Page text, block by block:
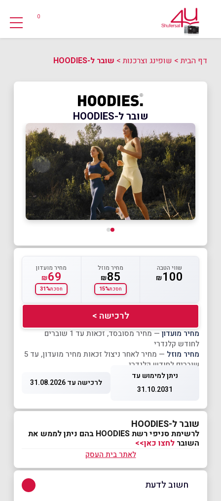
0
דף הבית> שופינג וצרכנות> שובר ל-HOODIES
שובר ל-HOODIES
שווי הטבה
₪100
מחיר מוזל
₪85
חסכת15%
מחיר מועדון
₪69
חסכת31%
לרכישה >
מחיר מועדון
— מחיר מסובסד, זכאות עד 1 שוברים
לחודש קלנדרי
מחיר מוזל
— מחיר לאחר ניצול זכאות מחיר מועדון, עד 5
שוברים לחודש קלנדרי
ניתן למימוש עד
31.10.2031
לרכישה עד 31.08.2026
שובר ל-HOODIES
לרשימת סניפי רשת HOODIES בהם ניתן לממש את
השובר לחצו כאן>>
לאתר בית העסק
חשוב לדעת